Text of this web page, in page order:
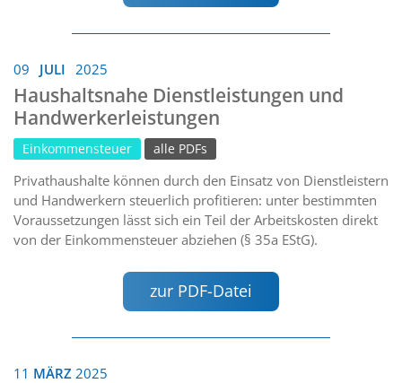
09 JULI 2025
Haushaltsnahe Dienstleistungen und
Handwerkerleistungen
Einkommensteuer alle PDFs
Privathaushalte können durch den Einsatz von Dienstleistern
und Handwerkern steuerlich profitieren: unter bestimmten
Voraussetzungen lässt sich ein Teil der Arbeitskosten direkt
von der Einkommensteuer abziehen (§ 35a EStG).
zur PDF-Datei
11 MÄRZ 2025